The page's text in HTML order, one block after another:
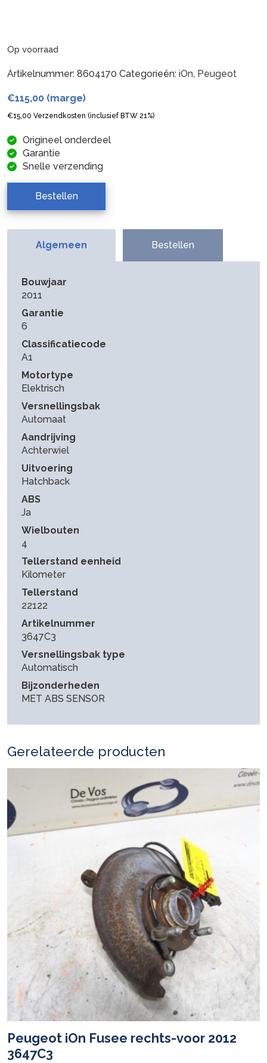
Op voorraad
Artikelnummer: 8604170 Categorieën: iOn, Peugeot
€115,00 (marge)
€15,00 Verzendkosten (inclusief BTW 21%)
Origineel onderdeel
Garantie
Snelle verzending
Bestellen
Algemeen Bestellen
Bouwjaar
2011
Garantie
6
Classificatiecode
A1
Motortype
Elektrisch
Versnellingsbak
Automaat
Aandrijving
Achterwiel
Uitvoering
Hatchback
ABS
Ja
Wielbouten
4
Tellerstand eenheid
Kilometer
Tellerstand
22122
Artikelnummer
3647C3
Versnellingsbak type
Automatisch
Bijzonderheden
MET ABS SENSOR
Gerelateerde producten
Peugeot iOn Fusee rechts-voor 2012
3647C3